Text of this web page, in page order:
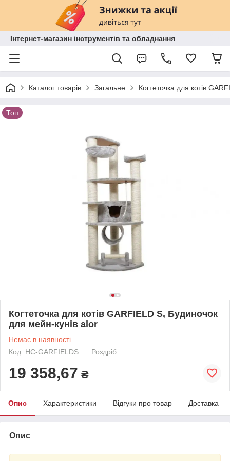
Інтернет-магазин інструментів та обладнання
Каталог товарів Загальне Когтеточка для котів
Топ
Когтеточка для котів GARFIELD S, Будиночок
для мейн-кунів alor
Немає в наявності
Код: HC-GARFIELDS
Роздріб
19 358,67 ₴
Опис Характеристики Відгуки про товар Доставка
Опис